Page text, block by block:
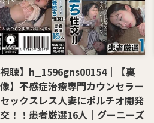
視聴】h_1596gns00154｜【裏
】不感症治療専門カウンセラー
ックスレス人妻にポルチオ開発
！！患者厳選16人｜グーニーズ